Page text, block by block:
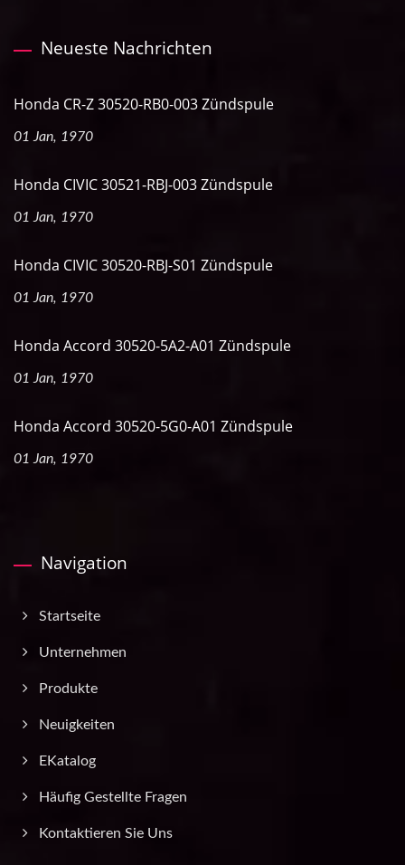
Neueste Nachrichten
Honda CR-Z 30520-RB0-003 Zündspule
01 Jan, 1970
Honda CIVIC 30521-RBJ-003 Zündspule
01 Jan, 1970
Honda CIVIC 30520-RBJ-S01 Zündspule
01 Jan, 1970
Honda Accord 30520-5A2-A01 Zündspule
01 Jan, 1970
Honda Accord 30520-5G0-A01 Zündspule
01 Jan, 1970
Navigation
Startseite
Unternehmen
Produkte
Neuigkeiten
EKatalog
Häufig Gestellte Fragen
Kontaktieren Sie Uns